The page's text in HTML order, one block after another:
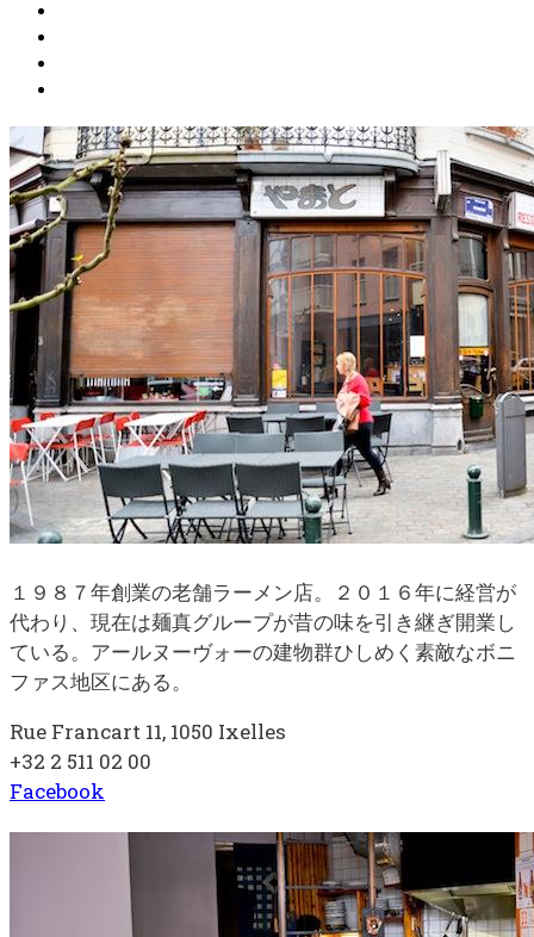
１９８７年創業の老舗ラーメン店。２０１６年に経営が
代わり、現在は麺真グループが昔の味を引き継ぎ開業し
ている。アールヌーヴォーの建物群ひしめく素敵なボニ
ファス地区にある。
Rue Francart 11, 1050 Ixelles
+32 2 511 02 00
Facebook